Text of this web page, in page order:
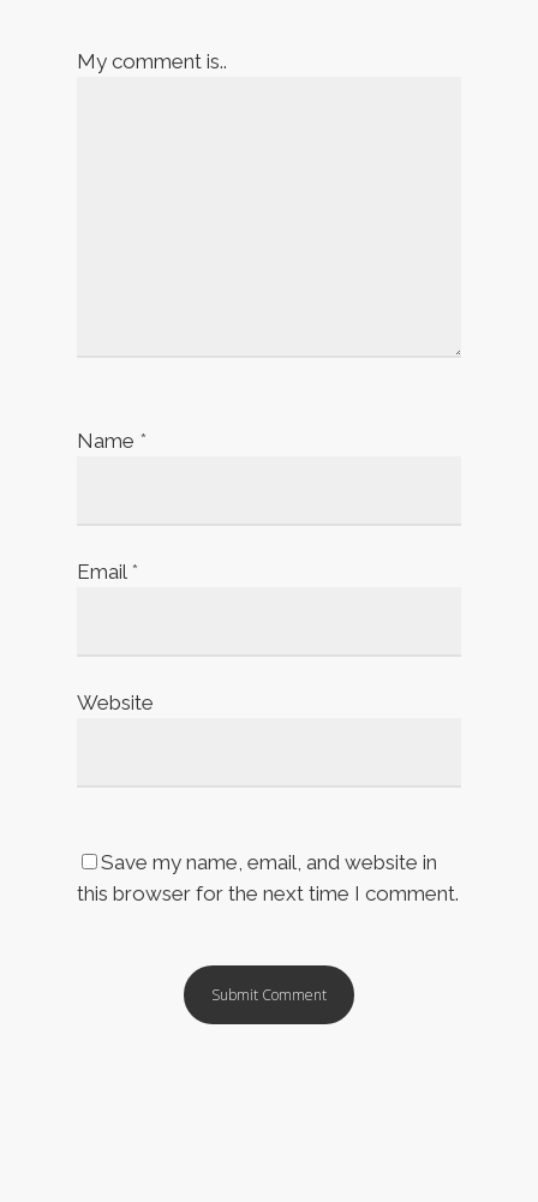
My comment is..
Name *
Email *
Website
Save my name, email, and website in
this browser for the next time I comment.